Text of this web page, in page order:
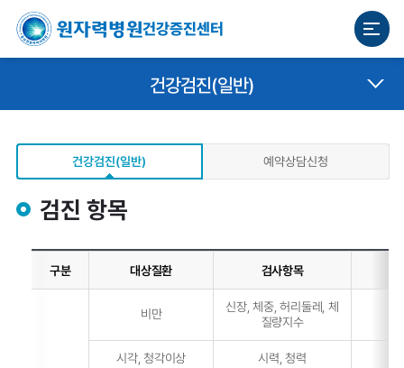
건강증진센터
건강검진(일반)
건강검진(일반) 예약상담신청
검진 항목
구분 대상질환 검사항목
비만
신장, 체중, 허리둘레, 체
질량지수
시각, 청각이상 시력, 청력